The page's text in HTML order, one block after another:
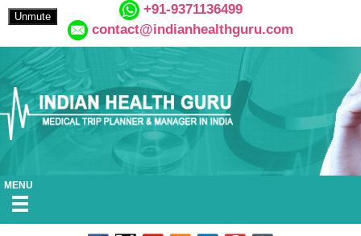
+91-9371136499
contact@indianhealthguru.com
MENU
Unmute